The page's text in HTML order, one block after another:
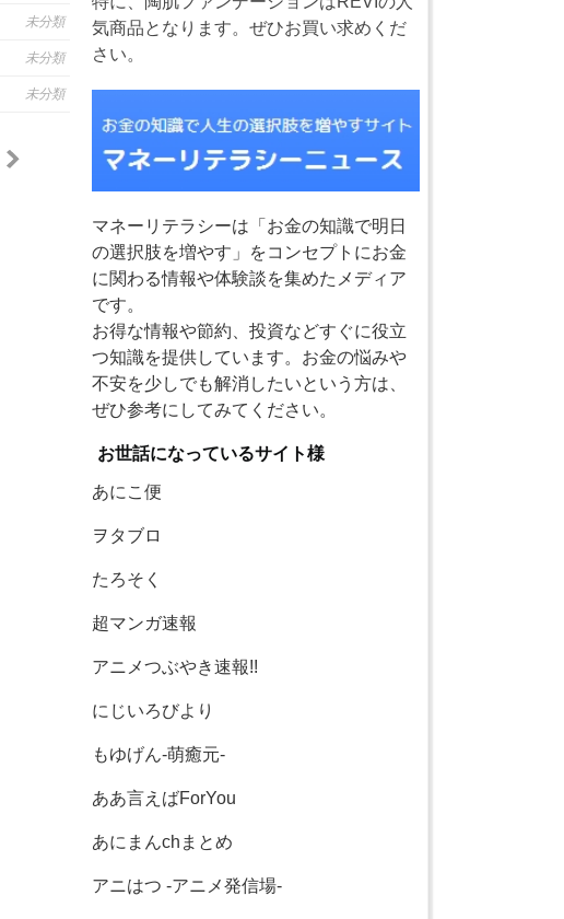
未分類
未分類
未分類
気商品となります。ぜひお買い求めくだ
さい。
マネーリテラシーは「お金の知識で明日
の選択肢を増やす」をコンセプトにお金
に関わる情報や体験談を集めたメディア
です。
お得な情報や節約、投資などすぐに役立
つ知識を提供しています。お金の悩みや
不安を少しでも解消したいという方は、
ぜひ参考にしてみてください。
お世話になっているサイト様
あにこ便
ヲタブロ
たろそく
超マンガ速報
アニメつぶやき速報!!
にじいろびより
もゆげん-萌癒元-
ああ言えばForYou
あにまんchまとめ
アニはつ -アニメ発信場-